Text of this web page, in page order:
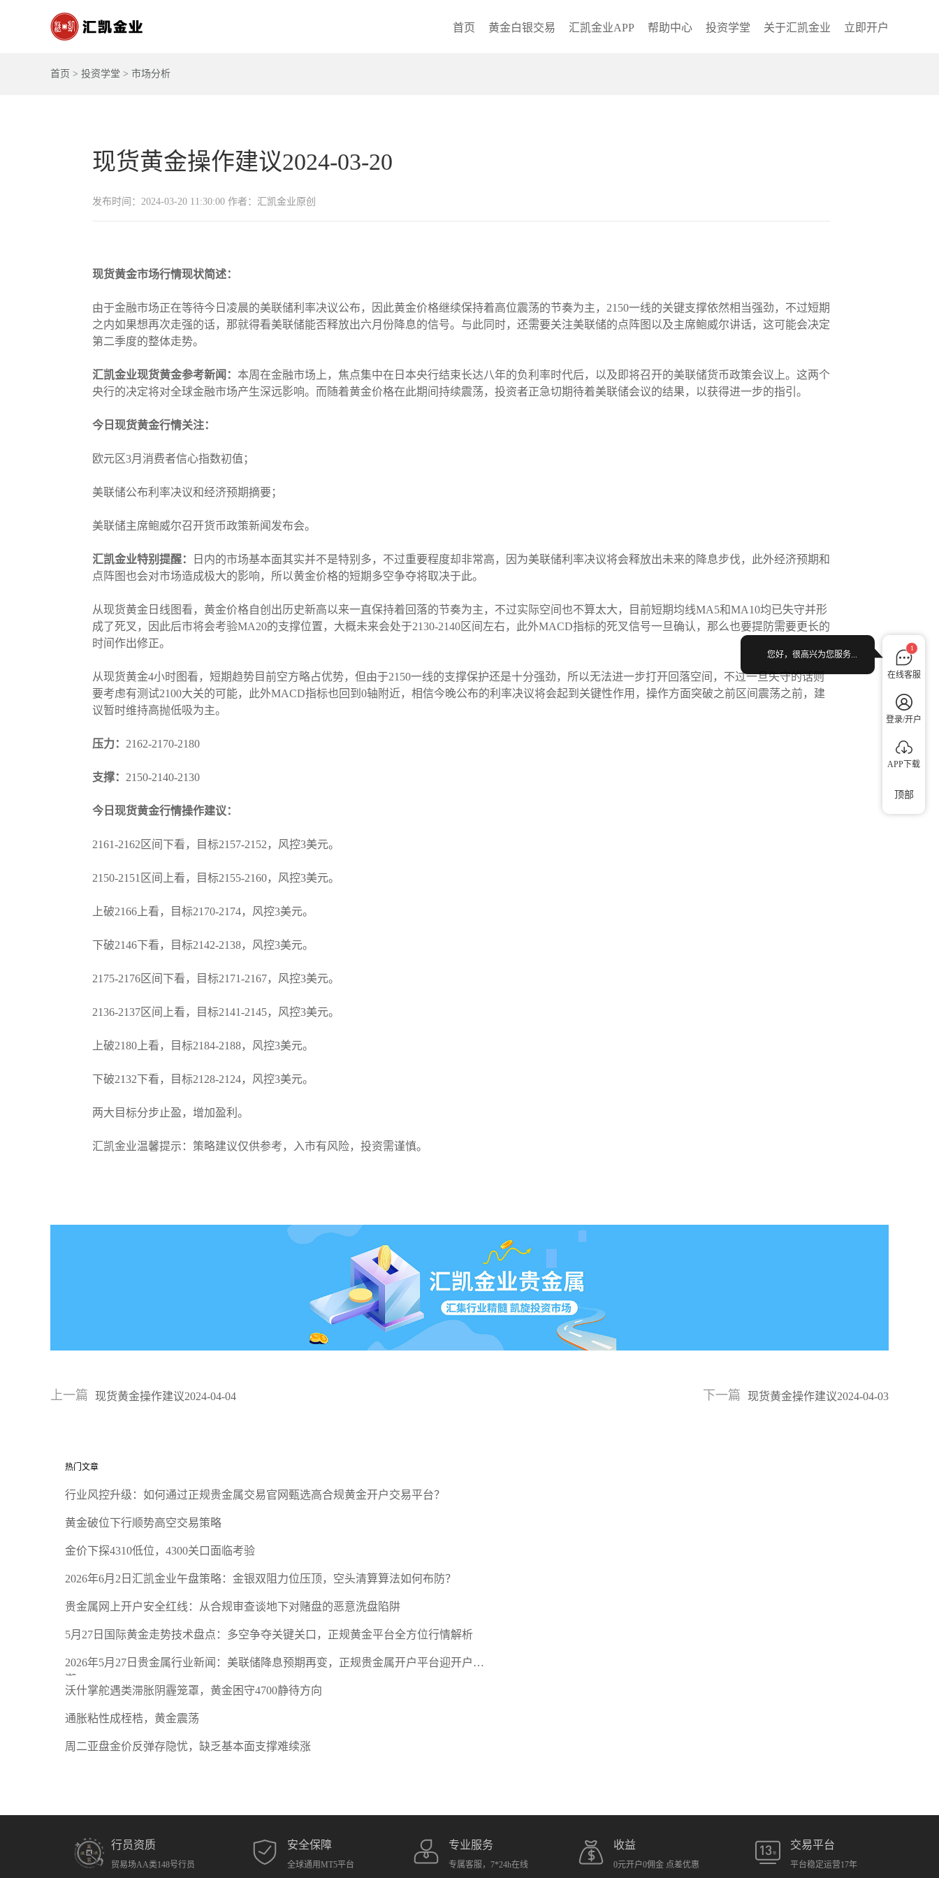
首页 黄金白银交易 汇凯金业APP 帮助中心 投资学堂 关于汇凯金业 立即开户
首页 > 投资学堂 > 市场分析
现货黄金操作建议2024-03-20
发布时间：2024-03-20 11:30:00 作者：汇凯金业原创
现货黄金市场行情现状简述：
由于金融市场正在等待今日凌晨的美联储利率决议公布，因此黄金价格继续保持着高位震荡的节奏为主，2150一线的关键支撑依然相当强劲，不过短期
之内如果想再次走强的话，那就得看美联储能否释放出六月份降息的信号。与此同时，还需要关注美联储的点阵图以及主席鲍威尔讲话，这可能会决定
第二季度的整体走势。
汇凯金业现货黄金参考新闻： 本周在金融市场上，焦点集中在日本央行结束长达八年的负利率时代后，以及即将召开的美联储货币政策会议上。这两个
央行的决定将对全球金融市场产生深远影响。而随着黄金价格在此期间持续震荡，投资者正急切期待着美联储会议的结果，以获得进一步的指引。
今日现货黄金行情关注：
欧元区3月消费者信心指数初值；
美联储公布利率决议和经济预期摘要；
美联储主席鲍威尔召开货币政策新闻发布会。
汇凯金业特别提醒：
日内的市场基本面其实并不是特别多，不过重要程度却非常高，因为美联储利率决议将会释放出未来的降息步伐，此外经济预期和
点阵图也会对市场造成极大的影响，所以黄金价格的短期多空争夺将取决于此。
从现货黄金日线图看，黄金价格自创出历史新高以来一直保持着回落的节奏为主，不过实际空间也不算太大，目前短期均线MA5和MA10均已失守并形
成了死叉，因此后市将会考验MA20的支撑位置，大概未来会处于2130-2140区间左右，此外MACD指标的死叉信号一旦确认，那么也要提防需要更长的
时间作出修正。
从现货黄金4小时图看，短期趋势目前空方略占优势，但由于2150一线的支撑保护还是十分强劲，所以无法进一步打开回落空间，不过一旦失守的话则
要考虑有测试2100大关的可能，此外MACD指标也回到0轴附近，相信今晚公布的利率决议将会起到关键性作用，操作方面突破之前区间震荡之前，建
议暂时维持高抛低吸为主。
压力： 2162-2170-2180
支撑： 2150-2140-2130
今日现货黄金行情操作建议：
2161-2162区间下看，目标2157-2152，风控3美元。
2150-2151区间上看，目标2155-2160，风控3美元。
上破2166上看，目标2170-2174，风控3美元。
下破2146下看，目标2142-2138，风控3美元。
2175-2176区间下看，目标2171-2167，风控3美元。
2136-2137区间上看，目标2141-2145，风控3美元。
上破2180上看，目标2184-2188，风控3美元。
下破2132下看，目标2128-2124，风控3美元。
两大目标分步止盈，增加盈利。
汇凯金业温馨提示：策略建议仅供参考，入市有风险，投资需谨慎。
上一篇 现货黄金操作建议2024-04-04 下一篇 现货黄金操作建议2024-04-03
热门文章
行业风控升级：如何通过正规贵金属交易官网甄选高合规黄金开户交易平台？
黄金破位下行顺势高空交易策略
金价下探4310低位，4300关口面临考验
2026年6月2日汇凯金业午盘策略：金银双阻力位压顶，空头清算算法如何布防？
贵金属网上开户安全红线：从合规审查谈地下对赌盘的恶意洗盘陷阱
5月27日国际黄金走势技术盘点：多空争夺关键关口，正规黄金平台全方位行情解析
2026年5月27日贵金属行业新闻：美联储降息预期再变，正规贵金属开户平台迎开户热
潮
沃什掌舵遇类滞胀阴霾笼罩，黄金困守4700静待方向
通胀粘性成桎梏，黄金震荡
周二亚盘金价反弹存隐忧，缺乏基本面支撑难续涨
行员资质
贸易场AA类148号行员
安全保障
全球通用MT5平台
专业服务
专属客服，7*24h在线
收益
0元开户0佣金 点差优惠
交易平台
平台稳定运营17年
1
在线客服
登录/开户
APP下载
您好，很高兴为您服务...
顶部